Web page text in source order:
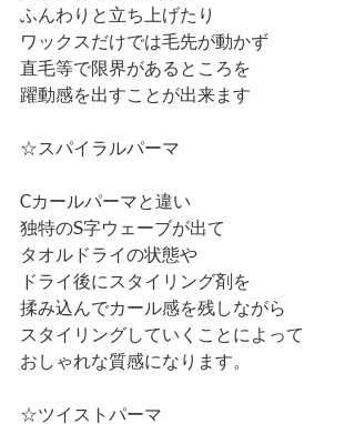
ふんわりと立ち上げたり
ワックスだけでは毛先が動かず
直毛等で限界があるところを
躍動感を出すことが出来ます
☆スパイラルパーマ
Cカールパーマと違い
独特のS字ウェーブが出て
タオルドライの状態や
ドライ後にスタイリング剤を
揉み込んでカール感を残しながら
スタイリングしていくことによって
おしゃれな質感になります。
☆ツイストパーマ